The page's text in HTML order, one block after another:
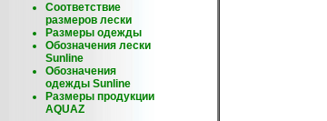
Соответствие
размеров лески
Размеры одежды
Обозначения лески
Sunline
Обозначения
одежды Sunline
Размеры продукции
AQUAZ